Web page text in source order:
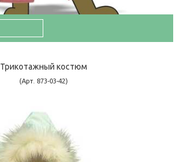
Трикотажный костюм
(Арт. 873-03-42)